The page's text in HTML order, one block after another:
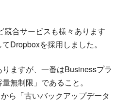
競合サービスも様々あります
Dropboxを採用しました。
ますが、一番はBusinessプラ
無制限」であること。
ら「古いバックアップデータ